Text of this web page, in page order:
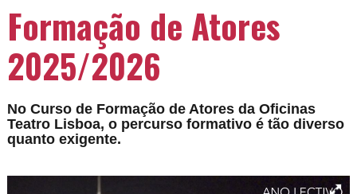
Formação de Atores
2025/2026
No Curso de Formação de Atores da Oficinas
Teatro Lisboa, o percurso formativo é tão diverso
quanto exigente.